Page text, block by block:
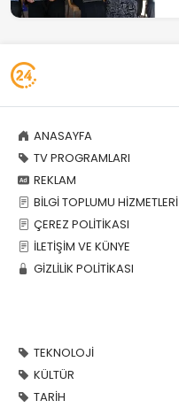
ANASAYFA
TV PROGRAMLARI
REKLAM
BİLGİ TOPLUMU HİZMETLERİ
ÇEREZ POLİTİKASI
İLETİŞİM VE KÜNYE
GİZLİLİK POLİTİKASI
TEKNOLOJİ
KÜLTÜR
TARİH